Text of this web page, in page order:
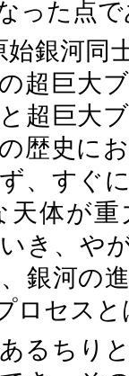
った点
銀河同
超巨大
超巨大
歴史に
、すぐ
天体が
き、や
銀河の
ロセス
るちり